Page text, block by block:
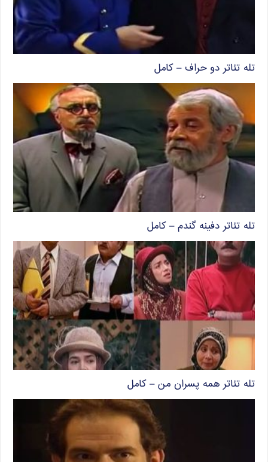
تله تئاتر دو حراف – کامل
تله تئاتر دفینه گندم – کامل
تله تئاتر همه پسران من – کامل